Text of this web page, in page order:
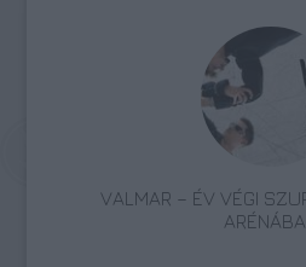
VALMAR – ÉV VÉGI